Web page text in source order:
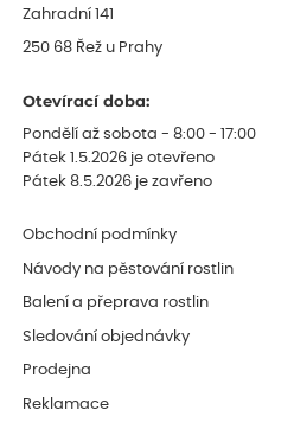
Zahradní 141
250 68 Řež u Prahy
Otevírací doba:
Pondělí až sobota - 8:00 - 17:00
Pátek 1.5.2026 je otevřeno
Pátek 8.5.2026 je zavřeno
Obchodní podmínky
Návody na pěstování rostlin
Balení a přeprava rostlin
Sledování objednávky
Prodejna
Reklamace